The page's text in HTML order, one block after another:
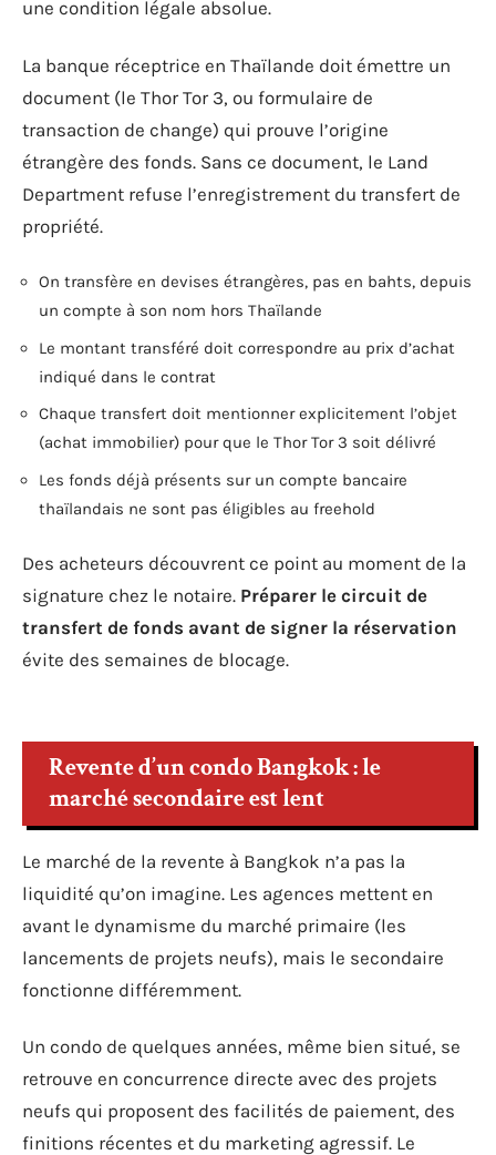
une condition légale absolue.
La banque réceptrice en Thaïlande doit émettre un
document (le Thor Tor 3, ou formulaire de
transaction de change) qui prouve l’origine
étrangère des fonds. Sans ce document, le Land
Department refuse l’enregistrement du transfert de
propriété.
On transfère en devises étrangères, pas en bahts, depuis
un compte à son nom hors Thaïlande
Le montant transféré doit correspondre au prix d’achat
indiqué dans le contrat
Chaque transfert doit mentionner explicitement l’objet
(achat immobilier) pour que le Thor Tor 3 soit délivré
Les fonds déjà présents sur un compte bancaire
thaïlandais ne sont pas éligibles au freehold
Des acheteurs découvrent ce point au moment de la
signature chez le notaire. Préparer le circuit de
transfert de fonds avant de signer la réservation
évite des semaines de blocage.
Revente d’un condo Bangkok : le
marché secondaire est lent
Le marché de la revente à Bangkok n’a pas la
liquidité qu’on imagine. Les agences mettent en
avant le dynamisme du marché primaire (les
lancements de projets neufs), mais le secondaire
fonctionne différemment.
Un condo de quelques années, même bien situé, se
retrouve en concurrence directe avec des projets
neufs qui proposent des facilités de paiement, des
finitions récentes et du marketing agressif. Le